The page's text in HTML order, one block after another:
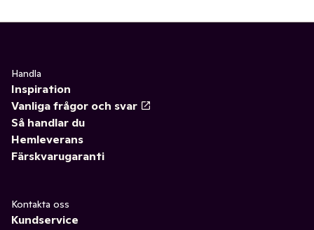
Handla
Inspiration
Vanliga frågor och svar
Så handlar du
Hemleverans
Färskvarugaranti
Kontakta oss
Kundservice